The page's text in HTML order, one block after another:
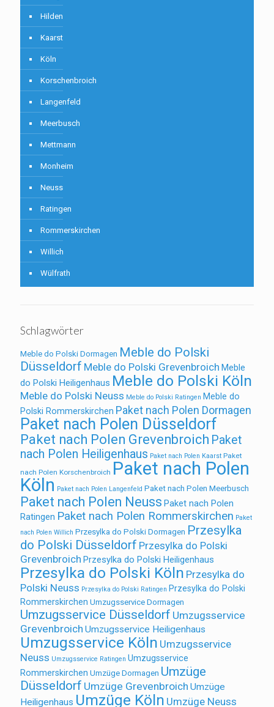
Hilden
Kaarst
Köln
Korschenbroich
Langenfeld
Meerbusch
Mettmann
Monheim
Neuss
Ratingen
Rommerskirchen
Willich
Wülfrath
Schlagwörter
Meble do Polski Dormagen Meble do Polski
Düsseldorf Meble do Polski Grevenbroich Meble
do Polski Heiligenhaus Meble do Polski Köln
Meble do Polski Neuss Meble do Polski Ratingen Meble do
Polski Rommerskirchen Paket nach Polen Dormagen
Paket nach Polen Düsseldorf
Paket nach Polen Grevenbroich Paket
nach Polen Heiligenhaus Paket nach Polen Kaarst Paket
nach Polen Korschenbroich Paket nach Polen
Köln Paket nach Polen Langenfeld Paket nach Polen Meerbusch
Paket nach Polen Neuss Paket nach Polen
Ratingen Paket nach Polen Rommerskirchen Paket
nach Polen Willich Przesylka do Polski Dormagen Przesylka
do Polski Düsseldorf Przesylka do Polski
Grevenbroich Przesylka do Polski Heiligenhaus
Przesylka do Polski Köln Przesylka do
Polski Neuss Przesylka do Polski Ratingen Przesylka do Polski
Rommerskirchen Umzugsservice Dormagen
Umzugsservice Düsseldorf Umzugsservice
Grevenbroich Umzugsservice Heiligenhaus
Umzugsservice Köln Umzugsservice
Neuss Umzugsservice Ratingen Umzugsservice
Rommerskirchen Umzüge Dormagen Umzüge
Düsseldorf Umzüge Grevenbroich Umzüge
Heiligenhaus Umzüge Köln Umzüge Neuss